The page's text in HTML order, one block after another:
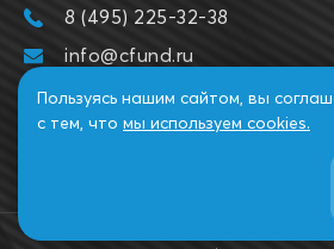
8 (495) 225-32-38
info@cfund.ru
Пользуясь нашим сайтом, вы
с тем, что мы используем cookies.